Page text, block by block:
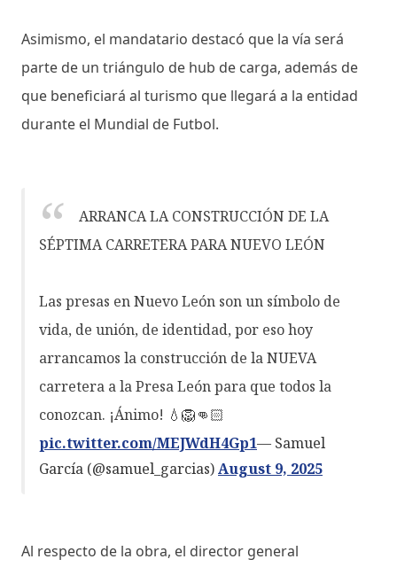
Asimismo, el mandatario destacó que la vía será
parte de un triángulo de hub de carga, además de
que beneficiará al turismo que llegará a la entidad
durante el Mundial de Futbol.
ARRANCA LA CONSTRUCCIÓN DE LA
SÉPTIMA CARRETERA PARA NUEVO LEÓN
Las presas en Nuevo León son un símbolo de
vida, de unión, de identidad, por eso hoy
arrancamos la construcción de la NUEVA
carretera a la Presa León para que todos la
conozcan. ¡Ánimo! 💧🦁👊🏻
pic.twitter.com/MEJWdH4Gp1— Samuel
García (@samuel_garcias)August 9, 2025
Al respecto de la obra, el director general